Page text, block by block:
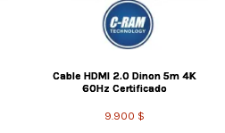
Cable HDMI 2.0 Dinon 5m 4K
60Hz Certificado
9.900 $